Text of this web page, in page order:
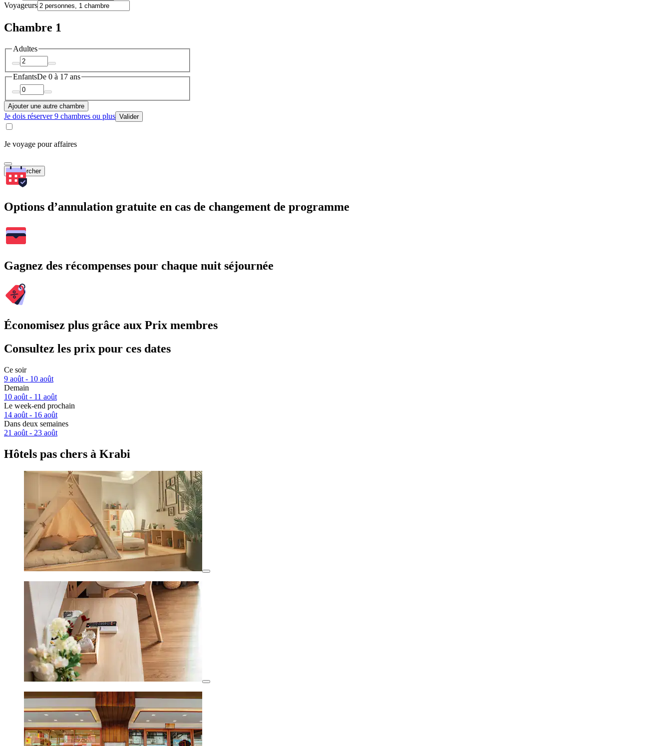
Voyageurs
Chambre 1
Adultes
EnfantsDe 0 à 17 ans
Ajouter une autre chambre
Je dois réserver 9 chambres ou plus Valider
Je voyage pour affaires
Rechercher
Options d’annulation gratuite en cas de changement de programme
Gagnez des récompenses pour chaque nuit séjournée
Économisez plus grâce aux Prix membres
Consultez les prix pour ces dates
Ce soir
9 août - 10 août
Demain
10 août - 11 août
Le week-end prochain
14 août - 16 août
Dans deux semaines
21 août - 23 août
Hôtels pas chers à Krabi